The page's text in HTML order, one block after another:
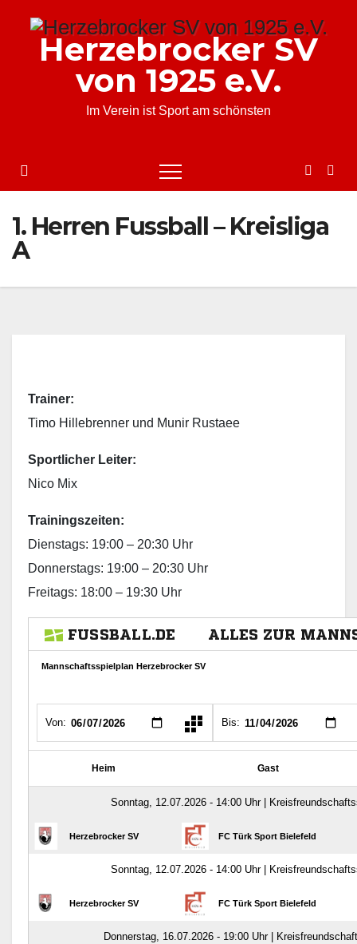
springenHerzebrocker SV
von 1925 e.V.
Im Verein ist Sport am schönsten
1. Herren Fussball – Kreisliga
A
Trainer:
Timo Hillebrenner und Munir Rustaee
Sportlicher Leiter:
Nico Mix
Trainingszeiten:
Dienstags: 19:00 – 20:30 Uhr
Donnerstags: 19:00 – 20:30 Uhr
Freitags: 18:00 – 19:30 Uhr